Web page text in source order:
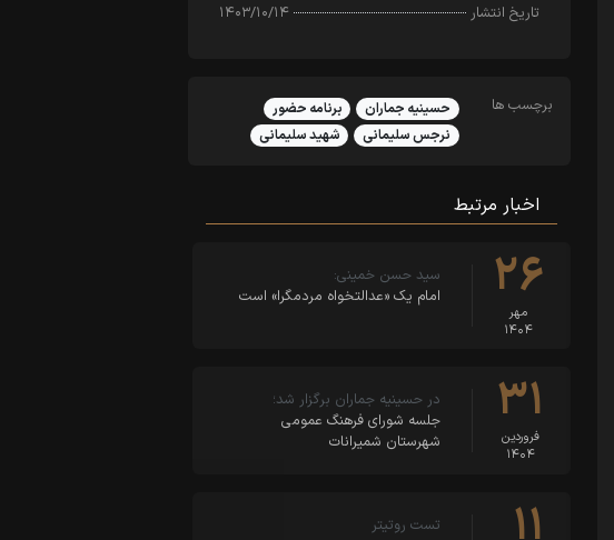
تاریخ انتشار
۱۴۰۳/۱۰/۱۴
برچسب ها حسینیه جماران
برنامه حضور
نرجس سلیمانی
شهید سلیمانی
اخبار مرتبط
۲۶
مهر
۱۴۰۴
سید حسن خمینی:
امام یک «عدالتخواه مردمگرا» است
۳۱
فروردین
۱۴۰۴
در حسینیه جماران برگزار شد؛
جلسه شورای فرهنگ عمومی
شهرستان شمیرانات
تست روتیتر